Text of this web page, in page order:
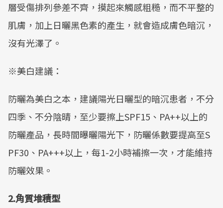
層受傷排列參差不齊，摸起來觸感粗糙，而不平整的
肌膚，加上日曬黑色素的產生，就會造成膚色暗沉，
沒有光澤了。
※美白建議：
防曬為美白之本，建議陽光日曬型的暗沉患者，不分
四季、不分陰晴，至少要擦上SPF15、PA++以上的
防曬產品，長時間曝曬陽光下，防曬係數要提高至S
PF30、PA+++以上，每1-2小時補擦一次，才能維持
防曬效果。
2.角質堆積型